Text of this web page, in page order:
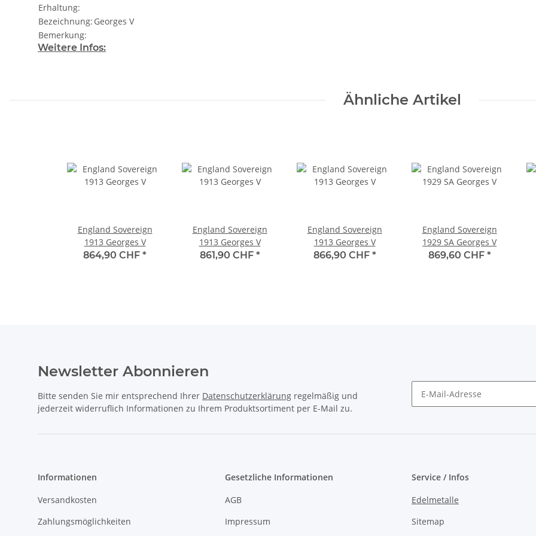
Erhaltung:
Bezeichnung: Georges V
Bemerkung:
Weitere Infos:
Ähnliche Artikel
England Sovereign
1913 Georges V
864,90 CHF *
England Sovereign
1913 Georges V
861,90 CHF *
England Sovereign
1913 Georges V
866,90 CHF *
England Sovereign
1929 SA Georges V
869,60 CHF *
Newsletter Abonnieren
Bitte senden Sie mir entsprechend Ihrer Datenschutzerklärung regelmäßig und
jederzeit widerruflich Informationen zu Ihrem Produktsortiment per E-Mail zu.
Informationen
Versandkosten
Zahlungsmöglichkeiten
Gesetzliche Informationen
AGB
Impressum
Service / Infos
Edelmetalle
Sitemap